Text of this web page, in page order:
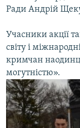
Ради Андрій
Учасники акції
світу і
кримчан
могутністю».